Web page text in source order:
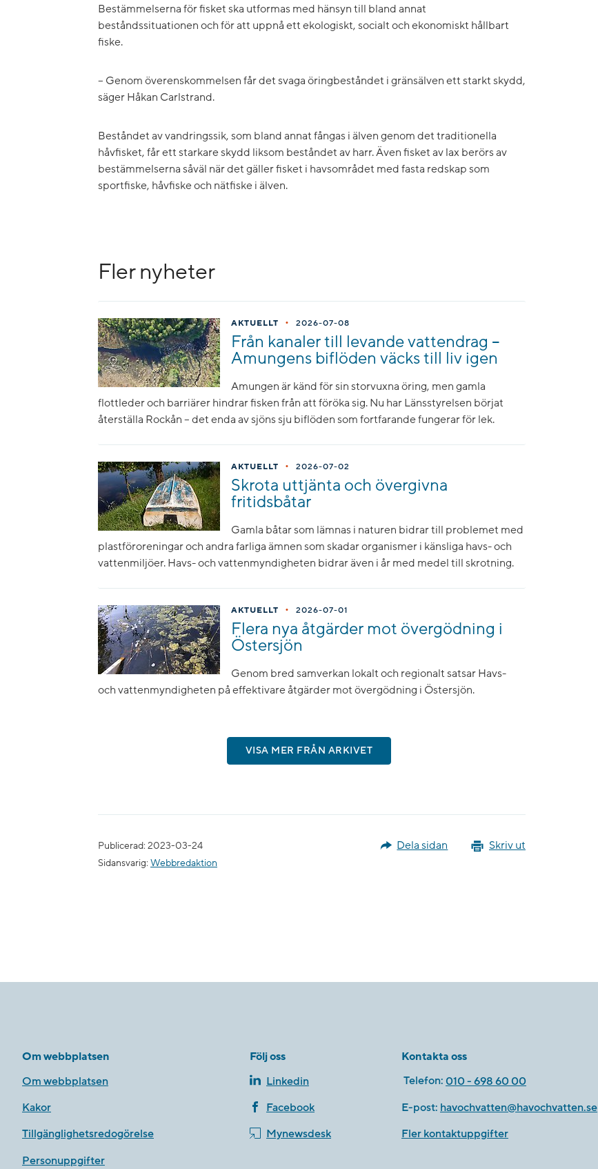
Bestämmelserna för fisket ska utformas med hänsyn till bland annat
beståndssituationen och för att uppnå ett ekologiskt, socialt och ekonomiskt hållbart
fiske.
– Genom överenskommelsen får det svaga öringbeståndet i gränsälven ett starkt skydd,
säger Håkan Carlstrand.
Beståndet av vandringssik, som bland annat fångas i älven genom det traditionella
håvfisket, får ett starkare skydd liksom beståndet av harr. Även fisket av lax berörs av
bestämmelserna såväl när det gäller fisket i havsområdet med fasta redskap som
sportfiske, håvfiske och nätfiske i älven.
Fler nyheter
AKTUELLT • 2026-07-08
Från kanaler till levande vattendrag –
Amungens biflöden väcks till liv igen
Amungen är känd för sin storvuxna öring, men gamla
flottleder och barriärer hindrar fisken från att föröka sig. Nu har Länsstyrelsen börjat
återställa Rockån – det enda av sjöns sju biflöden som fortfarande fungerar för lek.
AKTUELLT • 2026-07-02
Skrota uttjänta och övergivna
fritidsbåtar
Gamla båtar som lämnas i naturen bidrar till problemet med
plastföroreningar och andra farliga ämnen som skadar organismer i känsliga havs- och
vattenmiljöer. Havs- och vattenmyndigheten bidrar även i år med medel till skrotning.
AKTUELLT • 2026-07-01
Flera nya åtgärder mot övergödning i
Östersjön
Genom bred samverkan lokalt och regionalt satsar Havs-
och vattenmyndigheten på effektivare åtgärder mot övergödning i Östersjön.
VISA MER FRÅN ARKIVET
Publicerad: 2023-03-24
Sidansvarig: Webbredaktion
Skriv ut
Dela sidan
Om webbplatsen
Om webbplatsen
Kakor
Tillgänglighetsredogörelse
Personuppgifter
Följ oss
Linkedin
Facebook
Mynewsdesk
Kontakta oss
Telefon: 010 - 698 60 00
E-post: havochvatten@havochvatten.se
Fler kontaktuppgifter